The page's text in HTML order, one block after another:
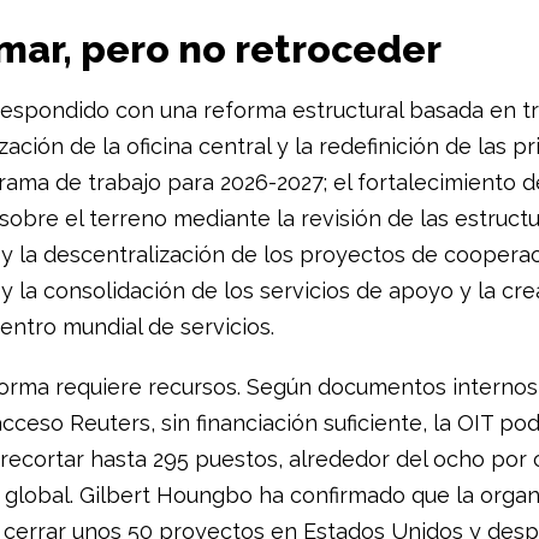
pero no retroceder
con una reforma estructural basada en
de la oficina central y la redefinición de las
de trabajo para 2026-2027; el fortalecimiento
el terreno mediante la revisión de las
la descentralización de los proyectos de
la consolidación de los servicios de apoyo y la
mundial de servicios.
requiere recursos. Según documentos
Reuters, sin financiación suficiente, la OIT
hasta 295 puestos, alrededor del ocho por
Gilbert Houngbo ha confirmado que la
unos 50 proyectos en Estados Unidos y